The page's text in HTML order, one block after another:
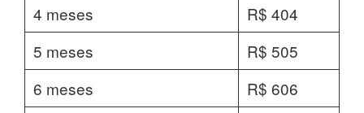
4 meses
R$ 404
5 meses
R$ 505
6 meses
R$ 606